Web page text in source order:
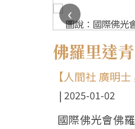
圖說：國際佛光
‹
佛羅里達
【人間社 廣明士
2025-01-02
國際佛光會佛